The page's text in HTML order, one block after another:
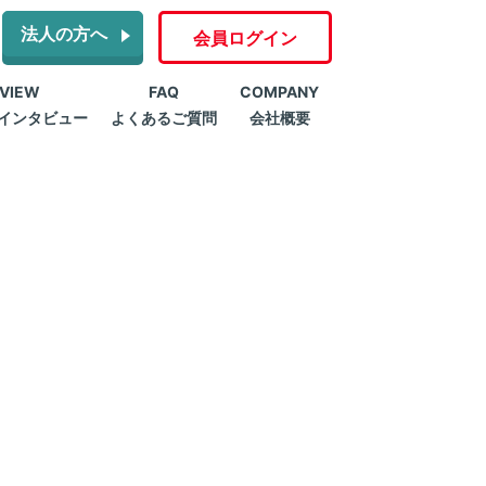
法人の方へ 会員ログイン
ンタビュー
FAQ
よくあるご質問
COMPANY
会社概要